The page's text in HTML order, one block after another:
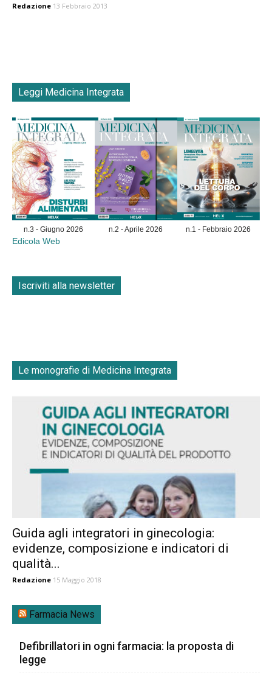
Redazione 13 Febbraio 2013
Leggi Medicina Integrata
n.3 - Giugno 2026 n.2 - Aprile 2026 n.1 - Febbraio 2026
Edicola Web
Iscriviti alla newsletter
Le monografie di Medicina Integrata
Guida agli integratori in ginecologia:
evidenze, composizione e indicatori di
qualità...
Redazione 15 Maggio 2018
Farmacia News
Defibrillatori in ogni farmacia: la proposta di
legge